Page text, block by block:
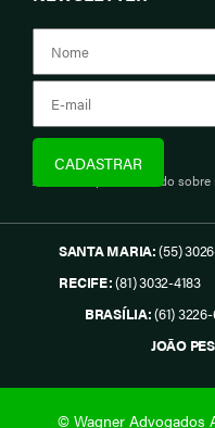
Assine e fique informado
SANTA MARIA:(55)
RECIFE:(81) 3032-4183
BRASÍLIA:(61)
JOÃO
© Wagner Advogados